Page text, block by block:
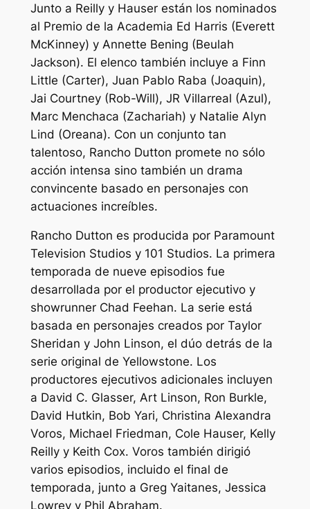
Junto a Reilly y Hauser están los nominados
al Premio de la Academia Ed Harris (Everett
McKinney) y Annette Bening (Beulah
Jackson). El elenco también incluye a Finn
Little (Carter), Juan Pablo Raba (Joaquin),
Jai Courtney (Rob-Will), JR Villarreal (Azul),
Marc Menchaca (Zachariah) y Natalie Alyn
Lind (Oreana). Con un conjunto tan
talentoso, Rancho Dutton promete no sólo
acción intensa sino también un drama
convincente basado en personajes con
actuaciones increíbles.
Rancho Dutton es producida por Paramount
Television Studios y 101 Studios. La primera
temporada de nueve episodios fue
desarrollada por el productor ejecutivo y
showrunner Chad Feehan. La serie está
basada en personajes creados por Taylor
Sheridan y John Linson, el dúo detrás de la
serie original de Yellowstone. Los
productores ejecutivos adicionales incluyen
a David C. Glasser, Art Linson, Ron Burkle,
David Hutkin, Bob Yari, Christina Alexandra
Voros, Michael Friedman, Cole Hauser, Kelly
Reilly y Keith Cox. Voros también dirigió
varios episodios, incluido el final de
temporada, junto a Greg Yaitanes, Jessica
Lowrey y Phil Abraham.